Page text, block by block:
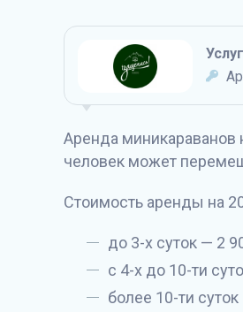
Аренда
человек может
Стоимость аренды на
до 3-х суток — 2
с 4-х до 10-ти
более 10-ти